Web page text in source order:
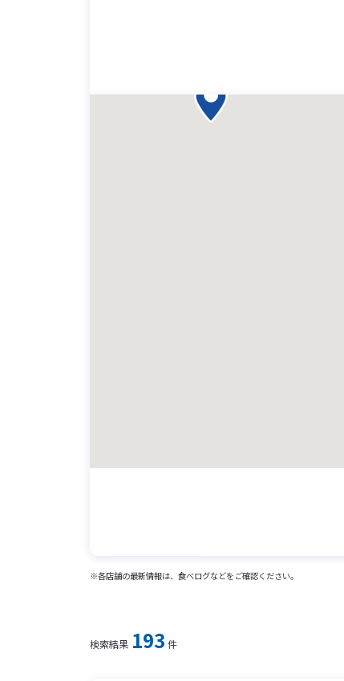
※各店舗の最新情報は、食べログなどをご確認ください。
検索結果 193 件